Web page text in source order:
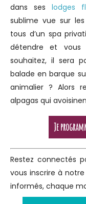
dans seslodges
sublime vue sur
tous d’un spa
détendre et vous
souhaitez, il sera
balade en barque
animalier ? Alors
alpagas qui
Je
Restez connectés
vous inscrire à
informés, chaque